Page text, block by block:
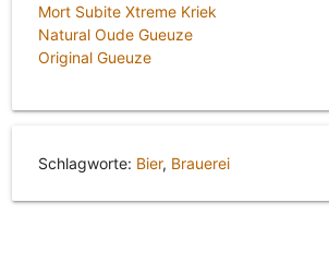
Mort Subite Xtreme Kriek
Natural Oude Gueuze
Original Gueuze
Schlagworte: Bier, Brauerei